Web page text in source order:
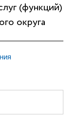
(функций)
округа